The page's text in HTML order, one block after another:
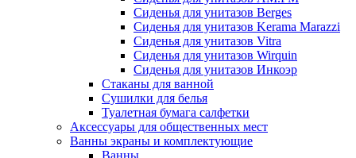
Сиденья для унитазов Berges
Сиденья для унитазов Kerama Marazzi
Сиденья для унитазов Vitra
Сиденья для унитазов Wirquin
Сиденья для унитазов Инкоэр
Стаканы для ванной
Сушилки для белья
Туалетная бумага салфетки
Аксессуары для общественных мест
Ванны экраны и комплектующие